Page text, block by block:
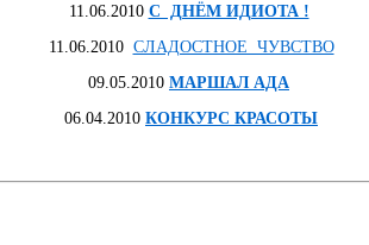
11.06.2010 С ДНЁМ ИДИОТА !
11.06.2010 СЛАДОСТНОЕ ЧУВСТВО
09.05.2010 МАРШАЛ АДА
06.04.2010 КОНКУРС КРАСОТЫ